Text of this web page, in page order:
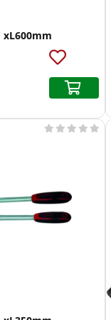
    